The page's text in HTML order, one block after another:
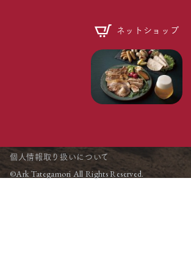
ネットショップ
個人情報取り扱いについて
©Ark Tategamori All Rights Reserved.